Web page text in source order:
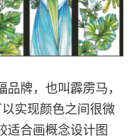
牌，也叫霹雳马，
实现颜色之间很微
适合画概念设计图